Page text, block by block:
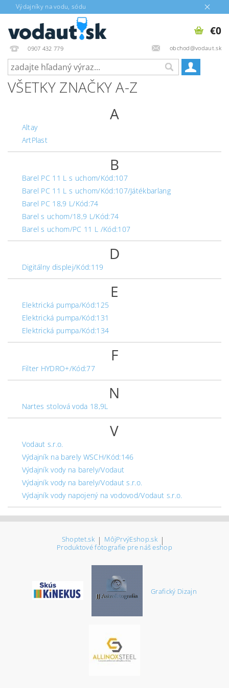
Výdajníky na vodu, sódu
0907 432 779 obchod@vodaut.sk
€0
VŠETKY ZNAČKY A-Z
A
Altay
ArtPlast
B
Barel PC 11 L s uchom/Kód:107
Barel PC 11 L s uchom/Kód:107/Játékbarlang
Barel PC 18,9 L/Kód:74
Barel s uchom/18,9 L/Kód:74
Barel s uchom/PC 11 L /Kód:107
D
Digitálny displej/Kód:119
E
Elektrická pumpa/Kód:125
Elektrická pumpa/Kód:131
Elektrická pumpa/Kód:134
F
Filter HYDRO+/Kód:77
N
Nartes stolová voda 18,9L
V
Vodaut s.r.o.
Výdajník na barely WSCH/Kód:146
Výdajník vody na barely/Vodaut
Výdajník vody na barely/Vodaut s.r.o.
Výdajník vody napojený na vodovod/Vodaut s.r.o.
Shoptet.sk | MôjPrvýEshop.sk |
Produktové fotografie pre náš eshop
Grafický Dizajn